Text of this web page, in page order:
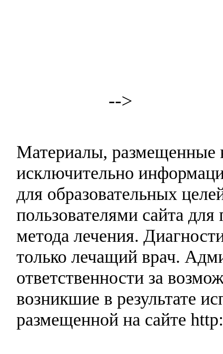
-->
Материалы, размещенные
исключительно
для образовательных
пользователями сайта
метода лечения.
только лечащий врач.
ответственности за
возникшие в результате
размещенной на сайте